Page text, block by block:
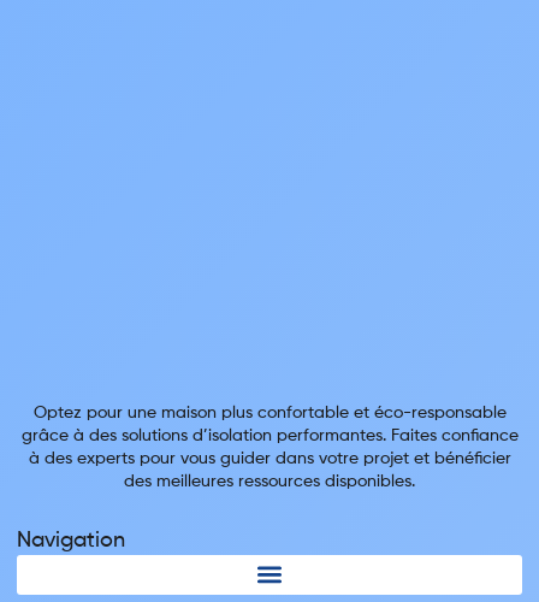
Optez pour une maison plus confortable et éco-responsable
grâce à des solutions d’isolation performantes. Faites confiance
à des experts pour vous guider dans votre projet et bénéficier
des meilleures ressources disponibles.
Navigation